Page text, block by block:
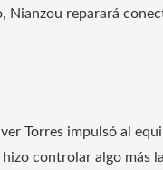
reparará
Torres impulsó al
controlar algo más